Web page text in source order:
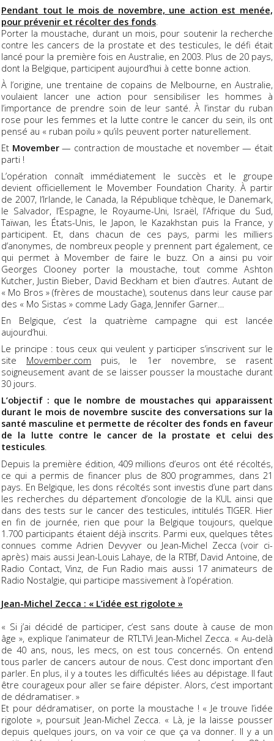
Pendant tout le mois de novembre, une action est menée,
pour prévenir et récolter des fonds
Porter la moustache, durant un mois, pour soutenir la recherche
contre les cancers de la prostate et des testicules, le défi était
lancé pour la première fois en Australie, en 2003. Plus de 20 pays,
dont la Belgique, participent aujourd’hui à cette bonne action.
À l’origine, une trentaine de copains de Melbourne, en Australie,
voulaient lancer une action pour sensibiliser les hommes à
l’importance de prendre soin de leur santé. À l’instar du ruban
rose pour les femmes et la lutte contre le cancer du sein, ils ont
pensé au « ruban poilu » qu’ils peuvent porter naturellement.
Et Movember— contraction de moustache et november — était
parti !
L’opération connaît immédiatement le succès et le groupe
devient officiellement le Movember Foundation Charity. À partir
de 2007, l’Irlande, le Canada, la République tchèque, le Danemark,
le Salvador, l’Espagne, le Royaume-Uni, Israël, l’Afrique du Sud,
Taïwan, les États-Unis, le Japon, le Kazakhstan puis la France, y
participent. Et, dans chacun de ces pays, parmi les milliers
d’anonymes, de nombreux people y prennent part également, ce
qui permet à Movember de faire le buzz. On a ainsi pu voir
Georges Clooney porter la moustache, tout comme Ashton
Kutcher, Justin Bieber, David Beckham et bien d’autres. Autant de
« Mo Bros » (frères de moustache), soutenus dans leur cause par
des « Mo Sistas » comme Lady Gaga, Jennifer Garner…
En Belgique, c’est la quatrième campagne qui est lancée
aujourd’hui.
Le principe : tous ceux qui veulent y participer s’inscrivent sur le
site Movember.com puis, le 1er novembre, se rasent
soigneusement avant de se laisser pousser la moustache durant
30 jours.
L’objectif : que le nombre de moustaches qui apparaissent
durant le mois de novembre suscite des conversations sur la
santé masculine et permette de récolter des fonds en faveur
de la lutte contre le cancer de la prostate et celui des
testicules.
Depuis la première édition, 409 millions d’euros ont été récoltés,
ce qui a permis de financer plus de 800 programmes, dans 21
pays. En Belgique, les dons récoltés sont investis d’une part dans
les recherches du département d’oncologie de la KUL ainsi que
dans des tests sur le cancer des testicules, intitulés TIGER. Hier
en fin de journée, rien que pour la Belgique toujours, quelque
1.700 participants étaient déjà inscrits. Parmi eux, quelques têtes
connues comme Adrien Devyver ou Jean-Michel Zecca (voir ci-
après) mais aussi Jean-Louis Lahaye, de la RTBf, David Antoine, de
Radio Contact, Vinz, de Fun Radio mais aussi 17 animateurs de
Radio Nostalgie, qui participe massivement à l’opération.
Jean-Michel Zecca : « L’idée est rigolote »
« Si j’ai décidé de participer, c’est sans doute à cause de mon
âge », explique l’animateur de RTLTVi Jean-Michel Zecca. « Au-delà
de 40 ans, nous, les mecs, on est tous concernés. On entend
tous parler de cancers autour de nous. C’est donc important d’en
parler. En plus, il y a toutes les difficultés liées au dépistage. Il faut
être courageux pour aller se faire dépister. Alors, c’est important
de dédramatiser. »
Et pour dédramatiser, on porte la moustache ! « Je trouve l’idée
rigolote », poursuit Jean-Michel Zecca. « Là, je la laisse pousser
depuis quelques jours, on va voir ce que ça va donner. Il y a un